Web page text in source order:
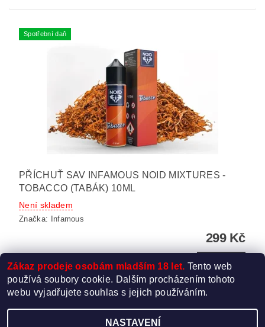
Spotřební daň
PŘÍCHUŤ SAV INFAMOUS NOID MIXTURES -
TOBACCO (TABÁK) 10ML
Není skladem
Značka: Infamous
299 Kč
DETAIL
Zákaz prodeje osobám mladším 18 let. Tento web
používá soubory cookie. Dalším procházením tohoto
webu vyjadřujete souhlas s jejich používáním.
NASTAVENÍ